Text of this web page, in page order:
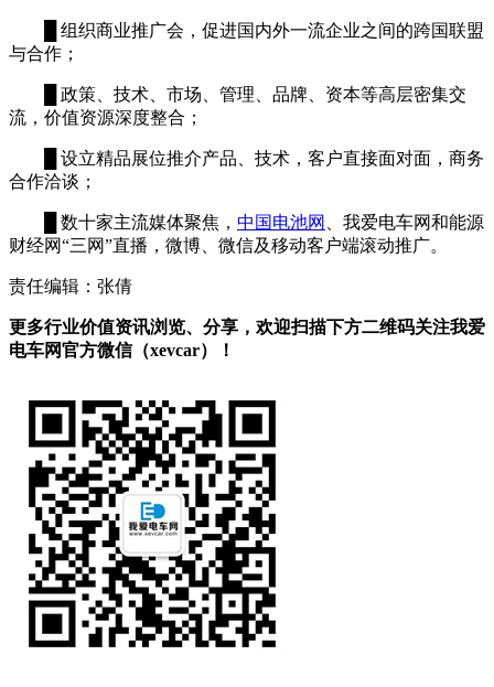
█ 组织商业推广会，促进国内外一流企业之间的跨国联盟
与合作；
█ 政策、技术、市场、管理、品牌、资本等高层密集交
流，价值资源深度整合；
█ 设立精品展位推介产品、技术，客户直接面对面，商务
合作洽谈；
█ 数十家主流媒体聚焦， 中国电池网
、我爱电车网和能源
财经网“三网”直播，微博、微信及移动客户端滚动推广。
责任编辑：张倩
更多行业价值资讯浏览、分享，欢迎扫描下方二维码关注我爱
电车网官方微信（xevcar）！